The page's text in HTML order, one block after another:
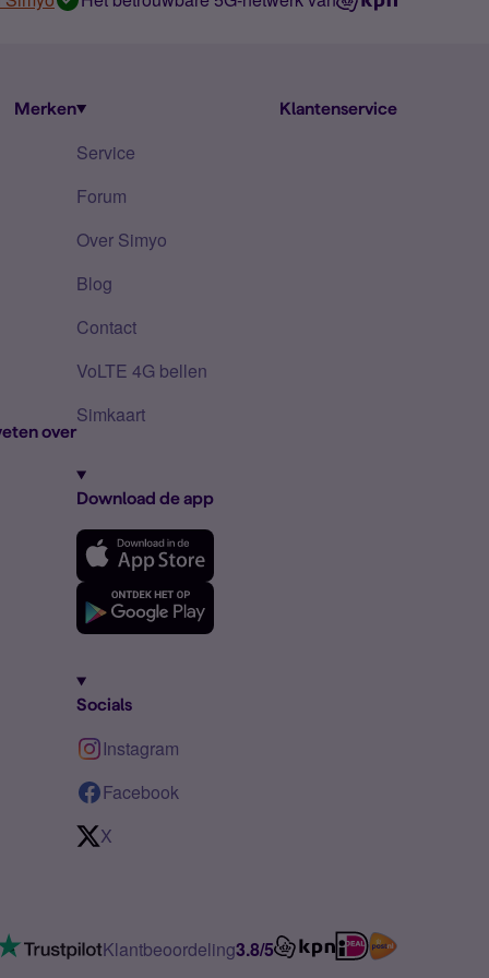
Merken
over
Klantenservice
Service
Forum
Over Simyo
Blog
Contact
VoLTE 4G bellen
Simkaart
Download de app
Socials
Instagram
Facebook
X
Klantbeoordeling3.8/5